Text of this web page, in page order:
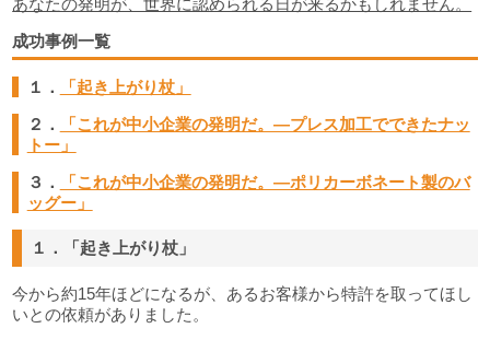
あなたの発明が、世界に認められる日が来るかもしれません。
成功事例一覧
１．
「起き上がり杖」
２．
「これが中小企業の発明だ。―プレス加工でできたナッ
トー」
３．
「これが中小企業の発明だ。―ポリカーボネート製のバ
ッグー」
１．「起き上がり杖」
今から約15年ほどになるが、あるお客様から特許を取ってほし
いとの依頼がありました。